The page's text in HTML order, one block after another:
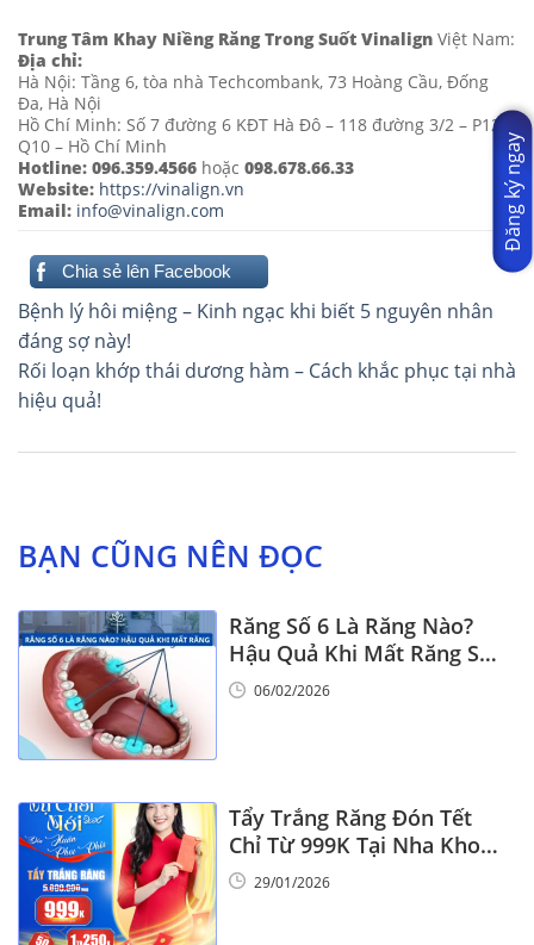
Trung Tâm Khay Niềng Răng Trong Suốt Vinalign Việt Nam:
Địa chỉ:
Hà Nội: Tầng 6, tòa nhà Techcombank, 73 Hoàng Cầu, Đống
Đa, Hà Nội
Hồ Chí Minh: Số 7 đường 6 KĐT Hà Đô – 118 đường 3/2 – P12 –
Q10 – Hồ Chí Minh
Hotline: 096.359.4566 hoặc 098.678.66.33
Website: https://vinalign.vn
Email: info@vinalign.com
Chia sẻ lên Facebook
Điều
hướng
bài
viết
Bệnh lý hôi miệng – Kinh ngạc khi biết 5 nguyên nhân
đáng sợ này!
Rối loạn khớp thái dương hàm – Cách khắc phục tại nhà
hiệu quả!
BẠN CŨNG NÊN ĐỌC
Răng Số 6 Là Răng Nào?
Hậu Quả Khi Mất Răng Số
6
06/02/2026
Tẩy Trắng Răng Đón Tết
Chỉ Từ 999K Tại Nha Khoa
Vinalign
29/01/2026
Đăng ký ngay